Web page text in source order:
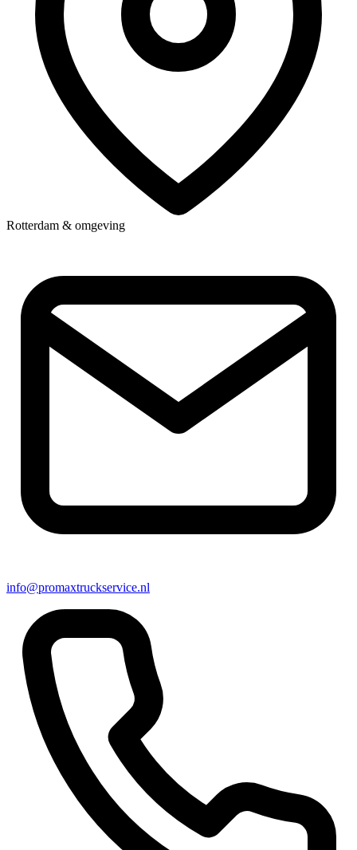
Rotterdam & omgeving
info@promaxtruckservice.nl